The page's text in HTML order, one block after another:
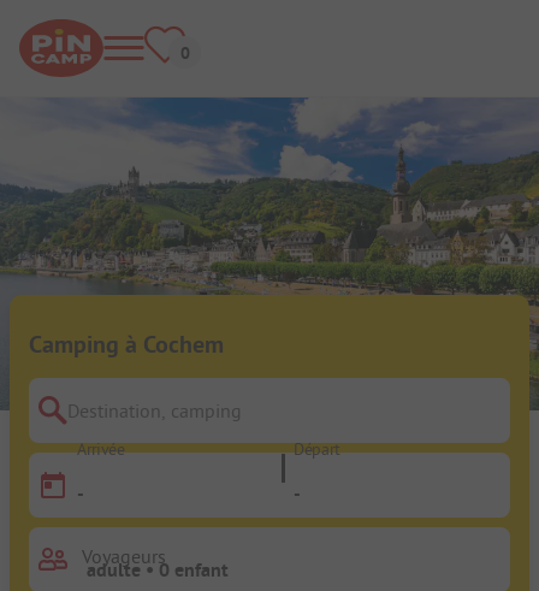
Camping à Cochem
Destination, camping
Arrivée
-
Départ
-
Voyageurs